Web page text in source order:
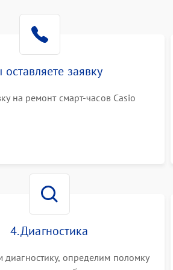
оставляете заявку
на ремонт смарт-часов Casio
4. Диагностика
определим поломку